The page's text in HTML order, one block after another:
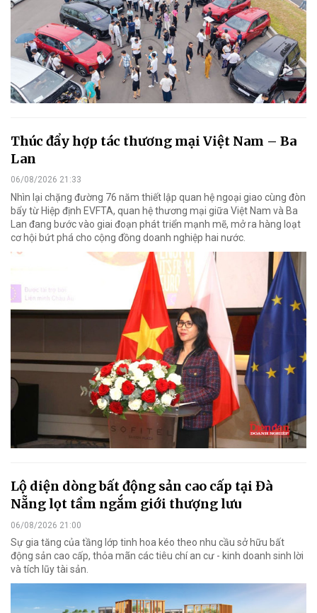
Thúc đẩy hợp tác thương mại Việt Nam – Ba
Lan
06/08/2026 21:33
Nhìn lại chặng đường 76 năm thiết lập quan hệ ngoại giao cùng đòn
bẩy từ Hiệp định EVFTA, quan hệ thương mại giữa Việt Nam và Ba
Lan đang bước vào giai đoạn phát triển mạnh mẽ, mở ra hàng loạt
cơ hội bứt phá cho cộng đồng doanh nghiệp hai nước.
Lộ diện dòng bất động sản cao cấp tại Đà
Nẵng lọt tầm ngắm giới thượng lưu
06/08/2026 21:00
Sự gia tăng của tầng lớp tinh hoa kéo theo nhu cầu sở hữu bất
động sản cao cấp, thỏa mãn các tiêu chí an cư - kinh doanh sinh lời
và tích lũy tài sản.